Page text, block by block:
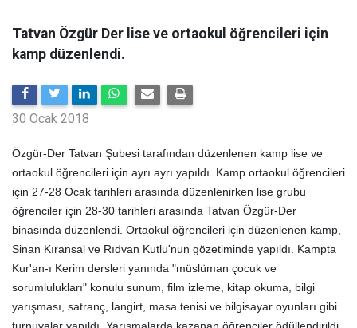
Tatvan Özgür Der lise ve ortaokul öğrencileri için
kamp düzenlendi.
30 Ocak 2018
Özgür-Der Tatvan Şubesi tarafından düzenlenen kamp lise ve
ortaokul öğrencileri için ayrı ayrı yapıldı. Kamp ortaokul öğrencileri
için 27-28 Ocak tarihleri arasında düzenlenirken lise grubu
öğrenciler için 28-30 tarihleri arasında Tatvan Özgür-Der
binasında düzenlendi. Ortaokul öğrencileri için düzenlenen kamp,
Sinan Kıransal ve Rıdvan Kutlu'nun gözetiminde yapıldı. Kampta
Kur'an-ı Kerim dersleri yanında "müslüman çocuk ve
sorumlulukları" konulu sunum, film izleme, kitap okuma, bilgi
yarışması, satranç, langirt, masa tenisi ve bilgisayar oyunları gibi